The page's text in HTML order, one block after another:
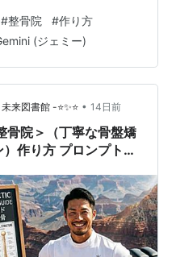
目を集めています。親
できるこのビジュアル
新規顧客へのアプローチ
回は、ChatGPTやGemini
して、理想…
#整骨院 #作り方
(ジェミー)
来図書館 -⭐✨⭐ • 14日前
骨院＞（丁寧な骨盤矯
作り方 プロンプト